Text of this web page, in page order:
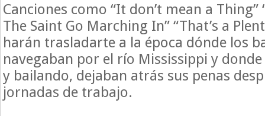
Canciones como “It don’t mean a Thing”
The Saint Go Marching In” “That’s a
harán trasladarte a la época dónde los
navegaban por el río Mississippi y
y bailando, dejaban atrás sus penas
jornadas de trabajo.